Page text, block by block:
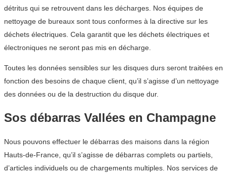
détritus qui se retrouvent dans les décharges. Nos équipes de
nettoyage de bureaux sont tous conformes à la directive sur les
déchets électriques. Cela garantit que les déchets électriques et
électroniques ne seront pas mis en décharge.
Toutes les données sensibles sur les disques durs seront traitées en
fonction des besoins de chaque client, qu’il s’agisse d’un nettoyage
des données ou de la destruction du disque dur.
Sos débarras Vallées en Champagne
Nous pouvons effectuer le débarras des maisons dans la région
Hauts-de-France, qu’il s’agisse de débarras complets ou partiels,
d’articles individuels ou de chargements multiples. Nos services de